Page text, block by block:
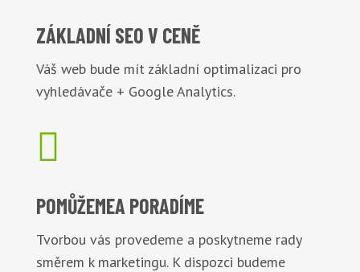
ZÁKLADNÍ SEO V CENĚ
Váš web bude mít základní optimalizaci pro
vyhledávače + Google Analytics.

POMŮŽEMEA PORADÍME
Tvorbou vás provedeme a poskytneme rady
směrem k marketingu. K dispozci budeme